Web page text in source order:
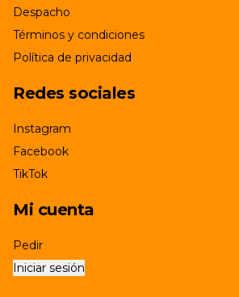
Despacho
Términos y condiciones
Política de privacidad
Redes sociales
Instagram
Facebook
TikTok
Mi cuenta
Pedir
Iniciar sesión